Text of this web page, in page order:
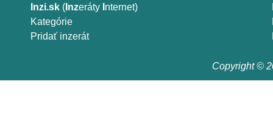
Inzi.sk ( Inzeráty nternet)
Kategórie
Pridať inzerát
Copyright ©